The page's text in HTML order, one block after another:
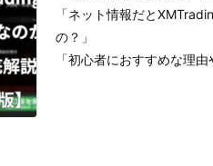
「ネット情報だと
の？」
「初心者におすすめな理